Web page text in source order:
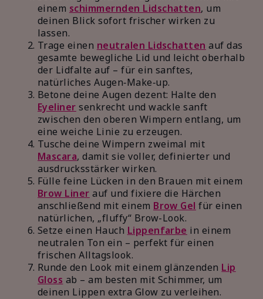
einem schimmernden Lidschatten, um
deinen Blick sofort frischer wirken zu
lassen.
Trage einen neutralen Lidschatten auf das
gesamte bewegliche Lid und leicht oberhalb
der Lidfalte auf – für ein sanftes,
natürliches Augen‑Make‑up.
Betone deine Augen dezent: Halte den
Eyeliner senkrecht und wackle sanft
zwischen den oberen Wimpern entlang, um
eine weiche Linie zu erzeugen.
Tusche deine Wimpern zweimal mit
Mascara, damit sie voller, definierter und
ausdrucksstärker wirken.
Fülle feine Lücken in den Brauen mit einem
Brow Liner auf und fixiere die Härchen
anschließend mit einem Brow Gel für einen
natürlichen, „fluffy“ Brow-Look.
Setze einen Hauch Lippenfarbe in einem
neutralen Ton ein – perfekt für einen
frischen Alltagslook.
Runde den Look mit einem glänzenden Lip
Gloss ab – am besten mit Schimmer, um
deinen Lippen extra Glow zu verleihen.